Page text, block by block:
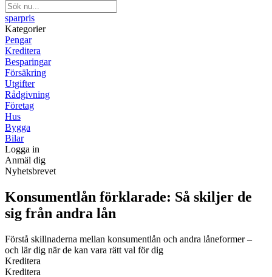
sparpris
Kategorier
Pengar
Kreditera
Besparingar
Försäkring
Utgifter
Rådgivning
Företag
Hus
Bygga
Bilar
Logga in
Anmäl dig
Nyhetsbrevet
Konsumentlån förklarade: Så skiljer de
sig från andra lån
Förstå skillnaderna mellan konsumentlån och andra låneformer –
och lär dig när de kan vara rätt val för dig
Kreditera
Kreditera